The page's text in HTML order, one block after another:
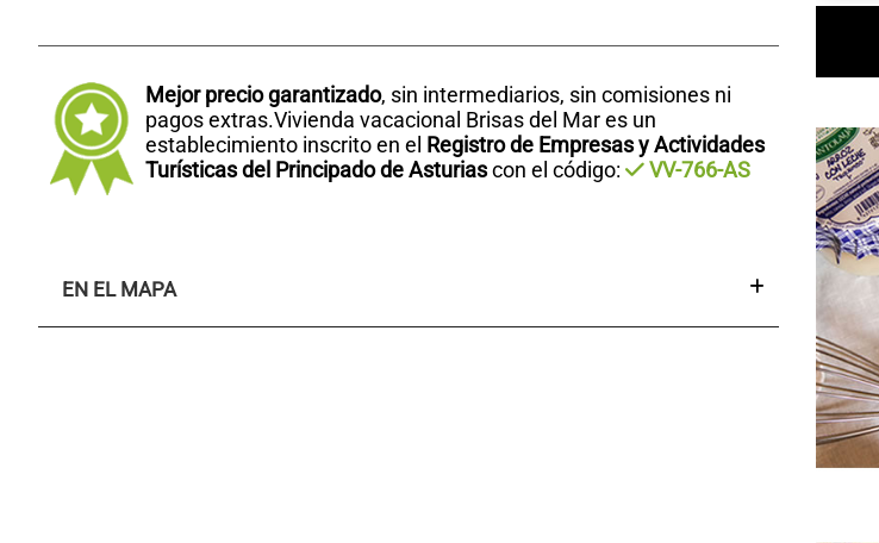
Mejor precio garantizado, sin intermediarios, sin comisiones ni
pagos extras.Vivienda vacacional Brisas del Mar es un
establecimiento inscrito en el Registro de Empresas y Actividades
Turísticas del Principado de Asturiascon el código: VV-766-AS
EN EL MAPA